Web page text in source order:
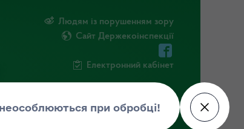
Людям із порушенням зору
Сайт Держекоінспекції
Електронний кабінет